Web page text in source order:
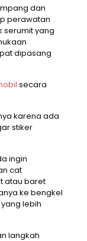
dan
perawatan
serumit yang
dipasang
secara
karena ada
stiker
ingin
cat
atau baret
ke bengkel
lebih
langkah